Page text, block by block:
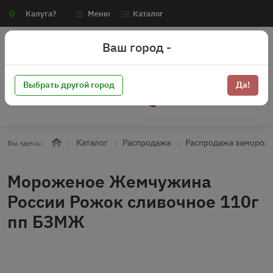
Калуга? Меню Каталог
Вы здесь: Каталог Распродажа Распродажа
Мороженое Жемчужина
России Рожок сливочное 110г
пп БЗМЖ
Ваш город -
Выбрать другой город Да!